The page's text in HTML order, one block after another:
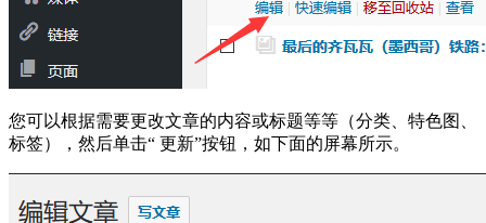
您可以根据需要更改文章的内容或标题等等（分类、特色图、
标签），然后单击“ 更新”按钮，如下面的屏幕所示。